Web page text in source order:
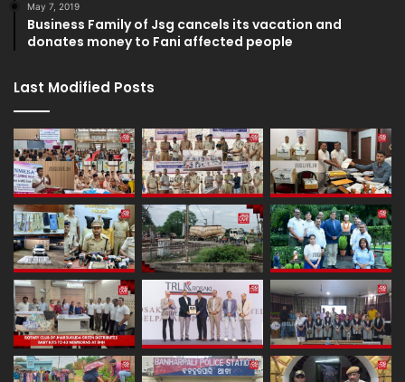
May 7, 2019
Business Family of Jsg cancels its vacation and
donates money to Fani affected people
Last Modified Posts